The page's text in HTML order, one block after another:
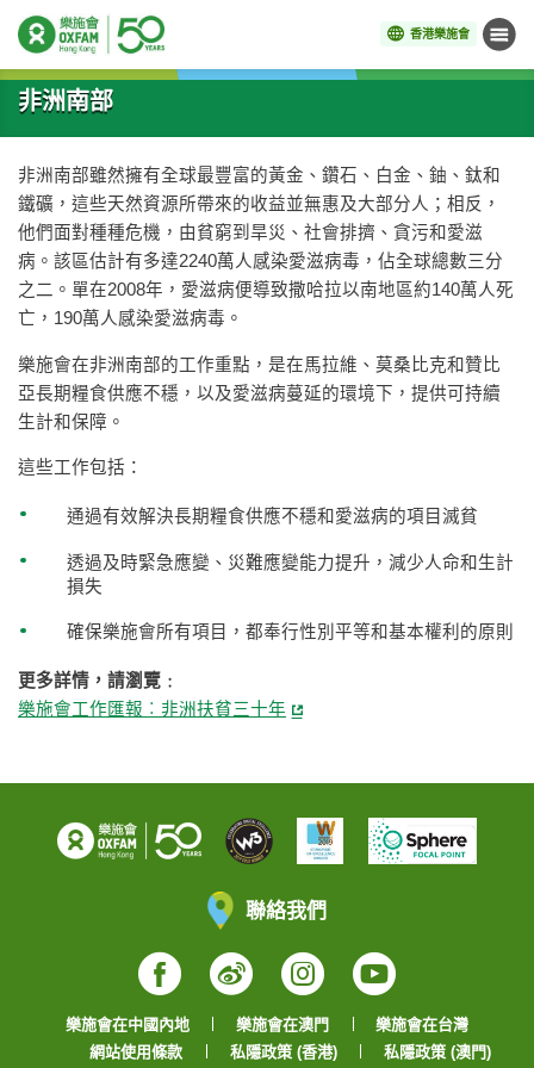
香港樂施會 目錄
開始主要內容
非洲南部
非洲南部雖然擁有全球最豐富的黃金、鑽石、白金、鈾、鈦和
鐵礦，這些天然資源所帶來的收益並無惠及大部分人；相反，
他們面對種種危機，由貧窮到旱災、社會排擠、貪污和愛滋
病。該區估計有多達2240萬人感染愛滋病毒，佔全球總數三分
之二。單在2008年，愛滋病便導致撒哈拉以南地區約140萬人死
亡，190萬人感染愛滋病毒。
樂施會在非洲南部的工作重點，是在馬拉維、莫桑比克和贊比
亞長期糧食供應不穩，以及愛滋病蔓延的環境下，提供可持續
生計和保障。
這些工作包括：
通過有效解決長期糧食供應不穩和愛滋病的項目滅貧
透過及時緊急應變、災難應變能力提升，減少人命和生計
損失
確保樂施會所有項目，都奉行性別平等和基本權利的原則
更多詳情，請瀏覽﹕
樂施會工作匯報︰非洲扶貧三十年
聯絡我們
Facebook
WeiboInstagram
YouTube
樂施會在中國內地 樂施會在澳門
樂施會在台灣
網站使用條款
私隱政策 (香港) 私隱政策 (澳門)